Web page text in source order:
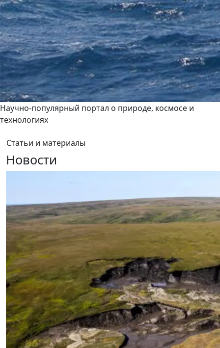
Научно-популярный портал о природе, космосе и
технологиях
Статьи и материалы
Новости